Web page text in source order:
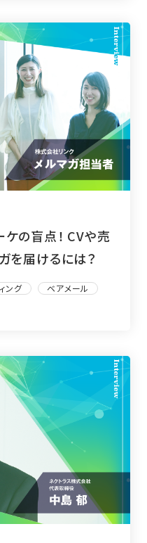
の盲点！ CVや売
を届けるには？
ング
ベアメール